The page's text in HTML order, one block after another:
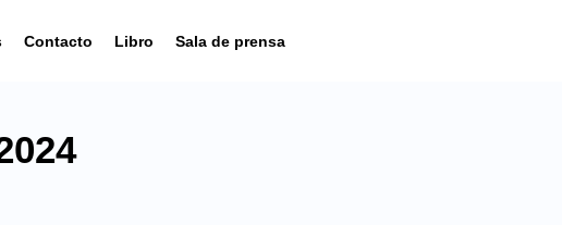
Contacto Libro Sala de prensa